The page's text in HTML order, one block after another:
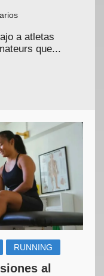
a atletas
que...
RUNNING
al